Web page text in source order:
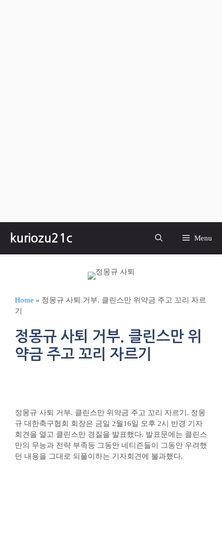
kuriozu21c Menu
Home » 정몽규 사퇴 거부. 클린스만 위약금 주고 꼬리 자르
기
정몽규 사퇴 거부. 클린스만 위
약금 주고 꼬리 자르기
정몽규 사퇴 거부. 클린스만 위약금 주고 꼬리 자르기. 정몽
규 대한축구협회 회장은 금일 2월16일 오후 2시 반경 기자
회견을 열고 클린스만 경질을 발표했다. 발표문에는 클린스
만의 무능과 전략 부족등 그동안 네티즌들이 그동안 우려했
던 내용을 그대로 되풀이하는 기자회견에 불과했다.